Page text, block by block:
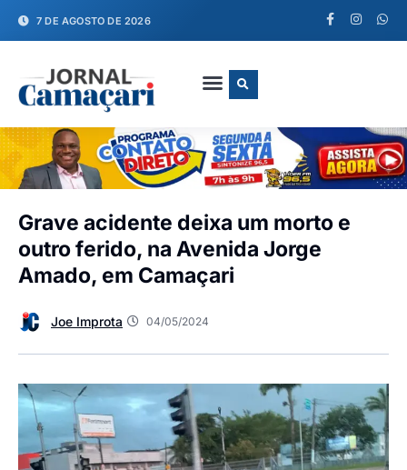
7 DE AGOSTO DE 2026
Grave acidente deixa um morto e
outro ferido, na Avenida Jorge
Amado, em Camaçari
Joe Improta 04/05/2024